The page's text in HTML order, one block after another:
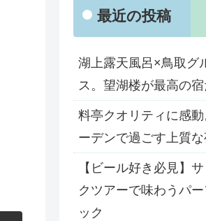
最近の投稿
湖上露天風呂×鳥取グ
ス。望湖楼が最高の
料亭クオリティに感
ーデンで過ごす上質
【ビール好き必見】
クツアーで味わうパ
ック